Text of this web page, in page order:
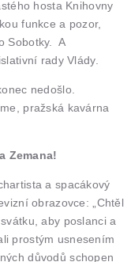
hosta Knihovny
funkce a pozor,
Sobotky. A
rady Vlády.
nedošlo.
pražská kavárna
Zemana!
a spacákový
obrazovce: „Chtěl
aby poslanci a
prostým usnesením
důvodů schopen